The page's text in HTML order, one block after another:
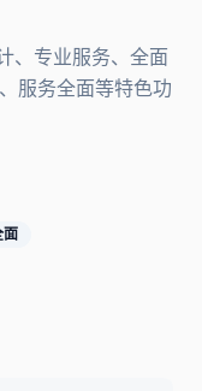
、专业服务、全面
服务全面等特色功
面